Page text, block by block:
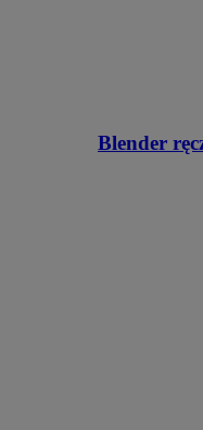
Blender